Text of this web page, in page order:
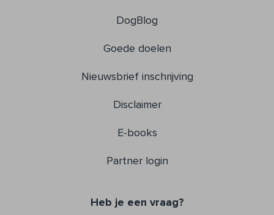
DogBlog
Goede doelen
Nieuwsbrief inschrijving
Disclaimer
E-books
Partner login
Heb je een vraag?